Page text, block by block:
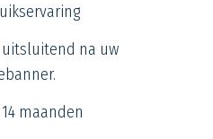
uitsluitend na uw
maanden